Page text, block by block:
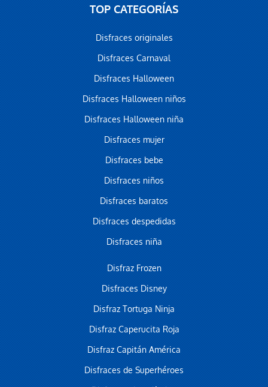
TOP CATEGORÍAS
Disfraces originales
Disfraces Carnaval
Disfraces Halloween
Disfraces Halloween niños
Disfraces Halloween niña
Disfraces mujer
Disfraces bebe
Disfraces niños
Disfraces baratos
Disfraces despedidas
Disfraces niña
Disfraz Frozen
Disfraces Disney
Disfraz Tortuga Ninja
Disfraz Caperucita Roja
Disfraz Capitán América
Disfraces de Superhéroes